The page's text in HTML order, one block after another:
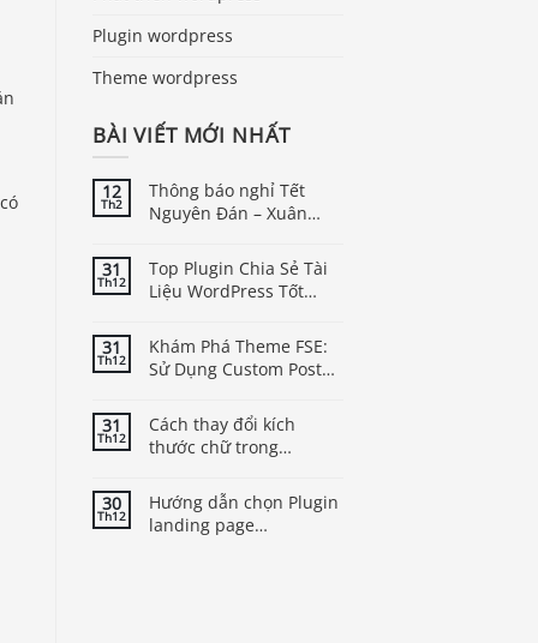
Plugin wordpress
Theme wordpress
BÀI VIẾT MỚI NHẤT
12
Th2
Thông báo nghỉ Tết
Nguyên Đán – Xuân
31
Th12
Top Plugin Chia Sẻ Tài
Liệu WordPress Tốt
31
Th12
Khám Phá Theme FSE:
Sử Dụng Custom Post
31
Th12
Cách thay đổi kích
thước chữ trong
trải nghiệm người dùng
30
Th12
Hướng dẫn chọn Plugin
landing page